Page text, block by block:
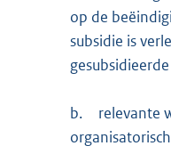
op de
subsidie is
b.
relevante